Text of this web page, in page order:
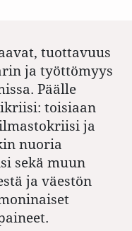
tuottavuus
ja työttömyys
Päälle
toisiaan
ja
nuoria
sekä muun
ja väestön